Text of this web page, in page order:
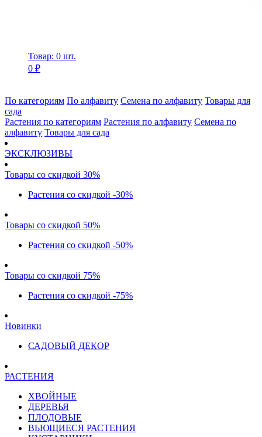
Товар: 0 шт.
0 ₽
По категориям По алфавиту Семена по алфавиту Товары для
сада
Растения по категориям Растения по алфавиту Семена по
алфавиту Товары для сада
ЭКСКЛЮЗИВЫ
Товары со скидкой 30%
Растения со скидкой -30%
Товары со скидкой 50%
Растения со скидкой -50%
Товары со скидкой 75%
Растения со скидкой -75%
Новинки
САДОВЫЙ ДЕКОР
РАСТЕНИЯ
ХВОЙНЫЕ
ДЕРЕВЬЯ
ПЛОДОВЫЕ
ВЬЮЩИЕСЯ РАСТЕНИЯ